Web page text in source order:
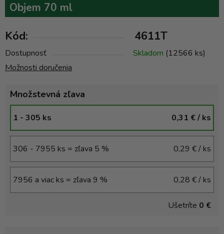
Objem 70 ml
Kód: 4611T
Dostupnosť Skladom (12566 ks)
Možnosti doručenia
Množstevná zľava
1 - 305 ks 0,31 €/ ks
306 - 7955 ks = zľava 5 % 0,29 €/ ks
7956 a viac ks = zľava 9 % 0,28 €/ ks
Ušetríte 0 €